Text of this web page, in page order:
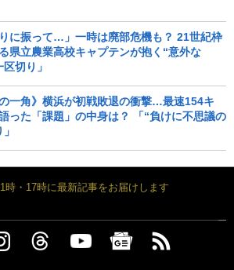
りに振って…」一時は廃部危機も？ 21世紀枠
県立農業高校キャプテンが抱く“意外な
切り」
一角》横浜が初戦敗退の衝撃…最速154キ
った「課題」の中身は？ 「“負けに不思議の
時・17時に最新記事をお届けします